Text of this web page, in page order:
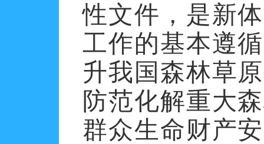
性文件，是新
工作的基本遵
升我国森林草
防范化解重大
群众生命财产